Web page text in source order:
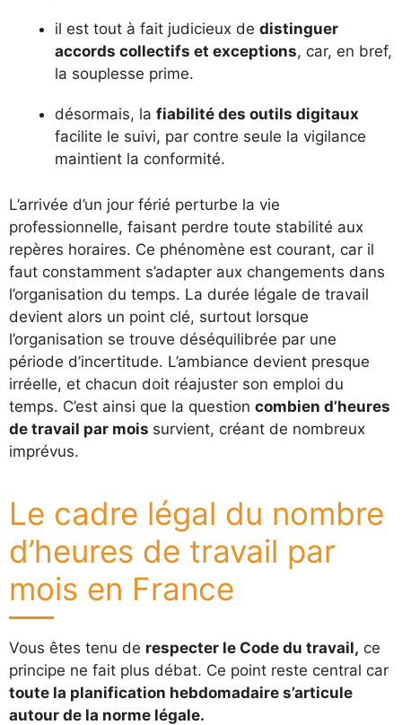
il est tout à fait judicieux de distinguer
accords collectifs et exceptions, car, en bref,
la souplesse prime.
désormais, la fiabilité des outils digitaux
facilite le suivi, par contre seule la vigilance
maintient la conformité.
L’arrivée d’un jour férié perturbe la vie
professionnelle, faisant perdre toute stabilité aux
repères horaires. Ce phénomène est courant, car il
faut constamment s’adapter aux changements dans
l’organisation du temps. La durée légale de travail
devient alors un point clé, surtout lorsque
l’organisation se trouve déséquilibrée par une
période d’incertitude. L’ambiance devient presque
irréelle, et chacun doit réajuster son emploi du
temps. C’est ainsi que la question combien d’heures
de travail par mois survient, créant de nombreux
imprévus.
Le cadre légal du nombre
d’heures de travail par
mois en France
Vous êtes tenu de respecter le Code du travail, ce
principe ne fait plus débat. Ce point reste central car
toute la planification hebdomadaire s’articule
autour de la norme légale.